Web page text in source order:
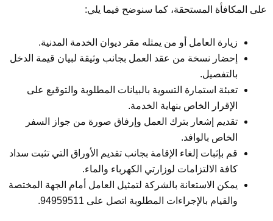
على المكافأة المستحقة، كما سنوضح فيما يلي:
زيارة العامل أو من يمثله مقر ديوان الخدمة المدنية.
إحضار نسخة من عقد العمل بجانب وثيقة لبيان قيمة الدخل
بالتفصيل.
تعبئة استمارة التسوية بالبيانات المطلوبة والتوقيع على
الإقرار الخاص بنهاية الخدمة.
تقديم إشعار بترك العمل وإرفاق صورة من جواز السفر
الخاص بالوافد.
قم بإثبات إلغاء الإقامة بجانب تقديم الأوراق التي تثبت سداد
كافة الالتزامات لوزارتي الكهرباء والماء.
يمكن الاستعانة بالشركة لتمثيل العامل أمام الجهة المختصة
والقيام بالإجراءات المطلوبة اتصل على 94959511.